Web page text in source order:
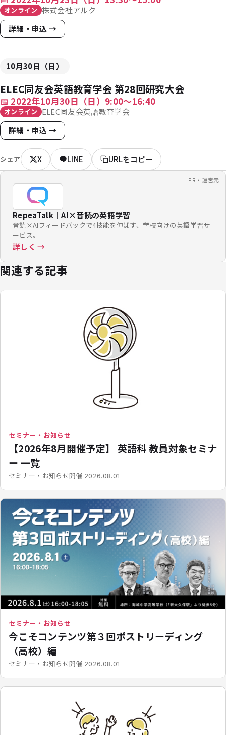
オンライン 株式会社アルク
詳細・申込 →
10月30日（日）
ELEC同友会英語教育学会 第28回研究大会
📅 2022年10月30日（日）9:00〜16:40
オンライン ELEC同友会英語教育学会
詳細・申込 →
シェア X LINE URLをコピー
PR・運営元
RepeaTalk｜AI×音読の英語学習
音読×AIフィードバックで4技能を伸ばす、学校向けの英語学習サ
ービス。
詳しく →
関連する記事
セミナー・お知らせ
【2026年8月開催予定】 英語科 教員対象セミナ
ー 一覧
セミナー・お知らせ開催 2026.08.01
セミナー・お知らせ
今こそコンテンツ第３回ポストリーディング
（高校）編
セミナー・お知らせ開催 2026.08.01